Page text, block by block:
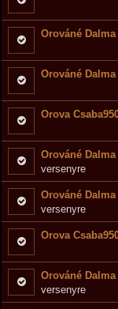
Orováné Dalma
Orováné Dalma
Orova
Orováné Dalma
versenyre
Orováné Dalma
versenyre
Orova
Orováné Dalma
versenyre